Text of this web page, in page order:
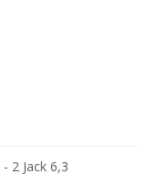
- 2 Jack 6,3